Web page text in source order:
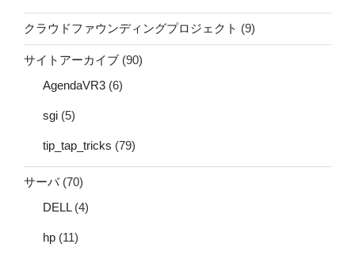
クラウドファウンディングプロジェクト (9)
サイトアーカイブ (90)
AgendaVR3 (6)
sgi (5)
tip_tap_tricks (79)
サーバ(70)
DELL(4)
hp (11)